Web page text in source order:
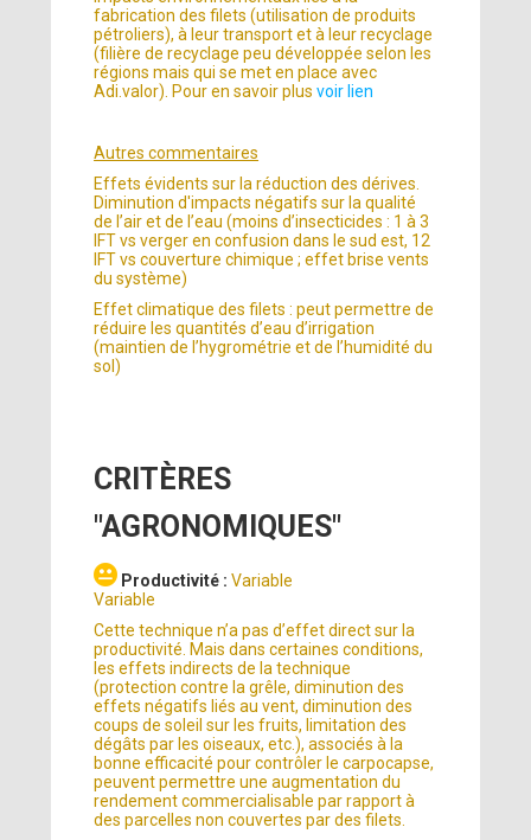
fabrication des filets (utilisation de produits
pétroliers), à leur transport et à leur recyclage
(filière de recyclage peu développée selon les
régions mais qui se met en place avec
Adi.valor). Pour en savoir plusvoir lien
Autres commentaires
Effets évidents sur la réduction des dérives.
Diminution d'impacts négatifs sur la qualité
de l’air et de l’eau (moins d’insecticides : 1 à 3
IFT vs verger en confusion dans le sud est, 12
IFT vs couverture chimique ; effet brise vents
du système)
Effet climatique des filets : peut permettre de
réduire les quantités d’eau d’irrigation
(maintien de l’hygrométrie et de l’humidité du
sol)
CRITÈRES
"AGRONOMIQUES"
Productivité :Variable
Variable
Cette technique n’a pas d’effet direct sur la
productivité. Mais dans certaines conditions,
les effets indirects de la technique
(protection contre la grêle, diminution des
effets négatifs liés au vent, diminution des
coups de soleil sur les fruits, limitation des
dégâts par les oiseaux, etc.), associés à la
bonne efficacité pour contrôler le carpocapse,
peuvent permettre une augmentation du
rendement commercialisable par rapport à
des parcelles non couvertes par des filets.